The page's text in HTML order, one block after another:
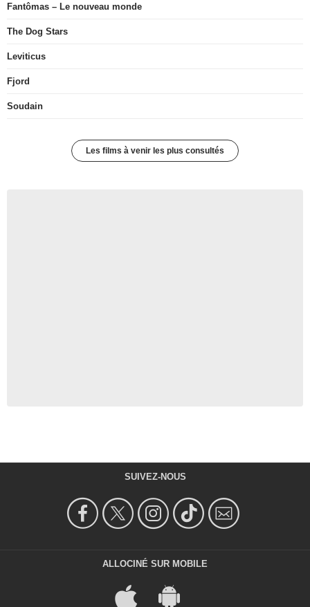
Fantômas – Le nouveau monde
The Dog Stars
Leviticus
Fjord
Soudain
Les films à venir les plus consultés
SUIVEZ-NOUS
ALLOCINÉ SUR MOBILE